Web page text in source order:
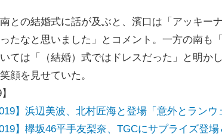
との結婚式に話が及ぶと、濱口は「アッキー
たなと思いました」とコメント。一方の南も
ては「（結婚）式ではドレスだった」と明か
顔を見せていた。
】浜辺美波、北村匠海と登場「意外とランウ
】欅坂46平手友梨奈、TGCにサプライズ登場